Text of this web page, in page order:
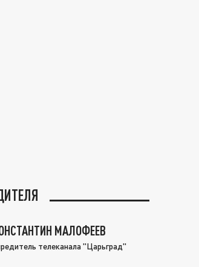
МАЛОФЕЕВ
телеканала "Царьград"